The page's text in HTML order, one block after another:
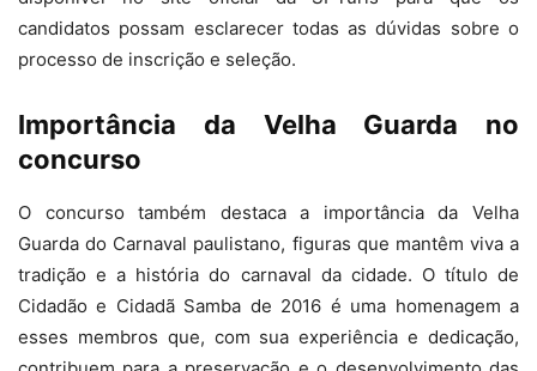
candidatos possam esclarecer todas as dúvidas sobre o
processo de inscrição e seleção.
Importância da Velha Guarda no
concurso
O concurso também destaca a importância da Velha
Guarda do Carnaval paulistano, figuras que mantêm viva a
tradição e a história do carnaval da cidade. O título de
Cidadão e Cidadã Samba de 2016 é uma homenagem a
esses membros que, com sua experiência e dedicação,